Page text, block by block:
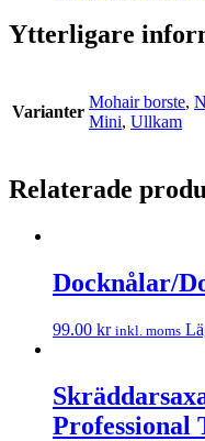
Ytterligare
Varianter
Mohair borste,
Mini, Ullkam
Relaterade
Docknålar/
99.00 kr inkl. moms
Professional